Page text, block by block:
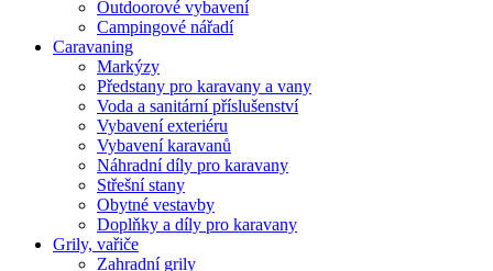
Outdoorové vybavení
Campingové nářadí
Caravaning
Markýzy
Předstany pro karavany a vany
Voda a sanitární příslušenství
Vybavení exteriéru
Vybavení karavanů
Náhradní díly pro karavany
Střešní stany
Obytné vestavby
Doplňky a díly pro karavany
Grily, vařiče
Zahradní grily